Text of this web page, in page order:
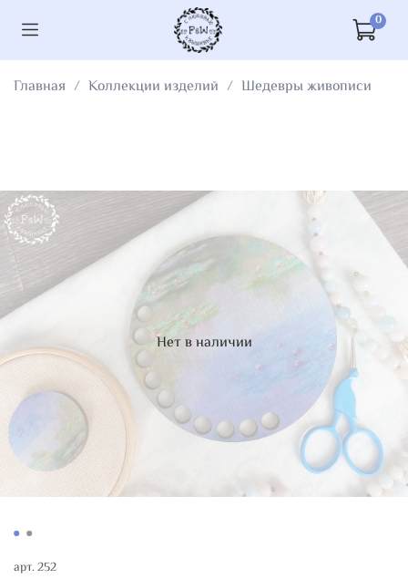
0
Главная Коллекции изделий Шедевры живописи
Нет в наличии
арт.252